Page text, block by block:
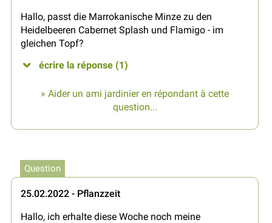
Hallo, passt die Marrokanische Minze zu den
Heidelbeeren Cabernet Splash und Flamigo - im
gleichen Topf?
écrire la réponse (1)
» Aider un ami jardinier en répondant à cette
question...
Question
25.02.2022 - Pflanzzeit
Hallo, ich erhalte diese Woche noch meine